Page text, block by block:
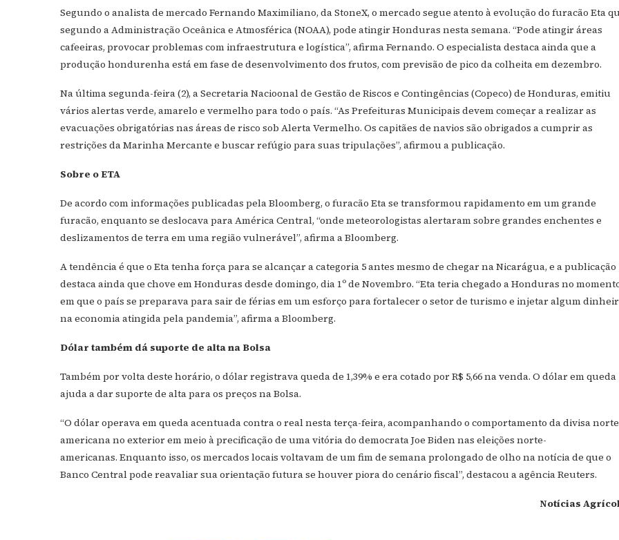
Segundo o analista de mercado Fernando Maximiliano, da StoneX, o mercado segue atento à evolução do furacão Eta
segundo a Administração Oceânica e Atmosférica (NOAA), pode atingir Honduras nesta semana. “Pode atingir áreas
cafeeiras, provocar problemas com infraestrutura e logística”, afirma Fernando. O especialista destaca ainda que a
produção hondurenha está em fase de desenvolvimento dos frutos, com previsão de pico da colheita em dezembro.
Na última segunda-feira (2), a Secretaria Nacioonal de Gestão de Riscos e Contingências (Copeco) de Honduras, emitiu
vários alertas verde, amarelo e vermelho para todo o país. “As Prefeituras Municipais devem começar a realizar as
evacuações obrigatórias nas áreas de risco sob Alerta Vermelho. Os capitães de navios são obrigados a cumprir as
restrições da Marinha Mercante e buscar refúgio para suas tripulações”, afirmou a publicação.
Sobre o ETA
De acordo com informações publicadas pela Bloomberg, o furacão Eta se transformou rapidamento em um grande
furacão, enquanto se deslocava para América Central, “onde meteorologistas alertaram sobre grandes enchentes e
deslizamentos de terra em uma região vulnerável”, afirma a Bloomberg.
A tendência é que o Eta tenha força para se alcançar a categoria 5 antes mesmo de chegar na Nicarágua, e a publicação
destaca ainda que chove em Honduras desde domingo, dia 1º de Novembro. “Eta teria chegado a Honduras no
em que o país se preparava para sair de férias em um esforço para fortalecer o setor de turismo e injetar algum
na economia atingida pela pandemia”, afirma a Bloomberg.
Dólar também dá suporte de alta na Bolsa
Também por volta deste horário, o dólar registrava queda de 1,39% e era cotado por R$ 5,66 na venda. O dólar em queda
ajuda a dar suporte de alta para os preços na Bolsa.
“O dólar operava em queda acentuada contra o real nesta terça-feira, acompanhando o comportamento da divisa
americana no exterior em meio à precificação de uma vitória do democrata Joe Biden nas eleições norte-
americanas. Enquanto isso, os mercados locais voltavam de um fim de semana prolongado de olho na notícia de que o
Banco Central pode reavaliar sua orientação futura se houver piora do cenário fiscal”, destacou a agência Reuters.
Notícias